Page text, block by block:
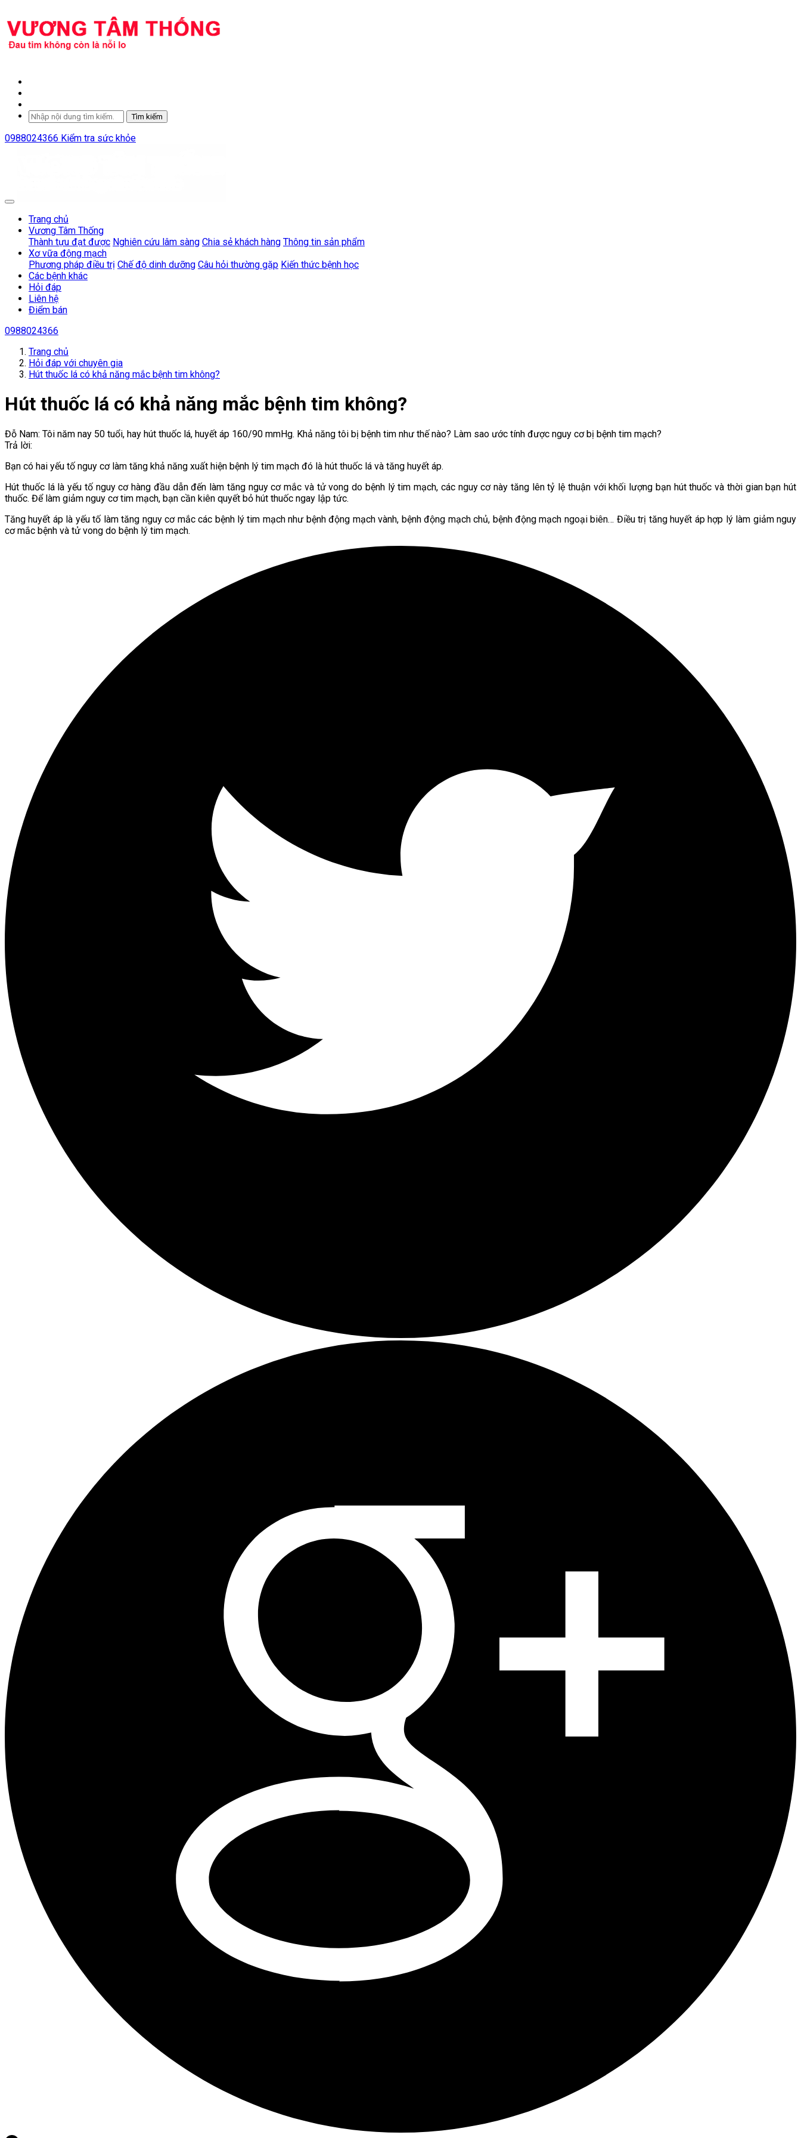
Tìm kiếm
0988024366 Kiểm tra sức khỏe
Trang chủ
Vương Tâm Thống
Thành tựu đạt được Nghiên cứu lâm sàng Chia sẻ khách hàng Thông tin sản phẩm
Xơ vữa động mạch
Phương pháp điều trị Chế độ dinh dưỡng Câu hỏi thường gặp Kiến thức bệnh học
Các bệnh khác
Hỏi đáp
Liên hệ
Điểm bán
0988024366
Trang chủ
Hỏi đáp với chuyên gia
Hút thuốc lá có khả năng mắc bệnh tim không?
Hút thuốc lá có khả năng mắc bệnh tim không?
Đỗ Nam: Tôi năm nay 50 tuổi, hay hút thuốc lá, huyết áp 160/90 mmHg. Khả năng tôi bị bệnh tim như thế nào? Làm sao ước tính được nguy cơ bị bệnh tim mạch?
Trả lời:
Bạn có hai yếu tố nguy cơ làm tăng khả năng xuất hiện bệnh lý tim mạch đó là hút thuốc lá và tăng huyết áp.
Hút thuốc lá là yếu tố nguy cơ hàng đầu dẫn đến làm tăng nguy cơ mắc và tử vong do bệnh lý tim mạch, các nguy cơ này tăng lên tỷ lệ thuận với khối lượng bạn hút thuốc và thời gian bạn hút
thuốc. Để làm giảm nguy cơ tim mạch, bạn cần kiên quyết bỏ hút thuốc ngay lập tức.
Tăng huyết áp là yếu tố làm tăng nguy cơ mắc các bệnh lý tim mạch như bệnh động mạch vành, bệnh động mạch chủ, bệnh động mạch ngoại biên… Điều trị tăng huyết áp hợp lý làm giảm nguy
cơ mắc bệnh và tử vong do bệnh lý tim mạch.